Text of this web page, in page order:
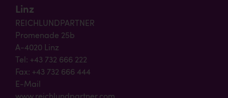
Linz
REICHLUNDPARTNER
Promenade 25b
A-4020 Linz
Tel: +43 732 666 222
Fax: +43 732 666 444
E-Mail